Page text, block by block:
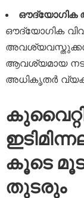
ഔദ്യോഗിക
ഔദ്യോഗിക
ആവശ്യമായ
അധികൃതർ
കൂടെ
തുടരും